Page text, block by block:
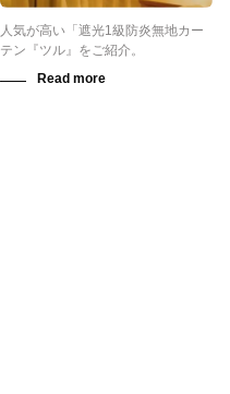
人気が高い「遮光1級防炎無地カー
テン『ツル』をご紹介。